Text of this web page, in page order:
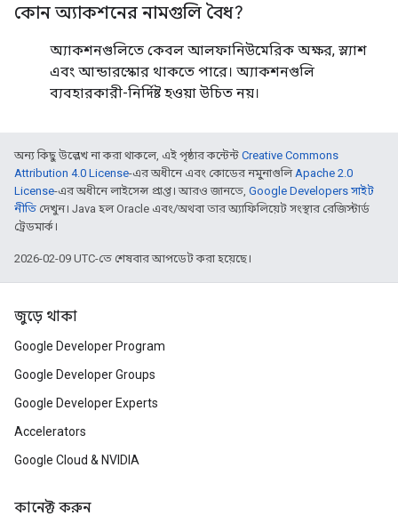
কোন অ্যাকশনের নামগুলি বৈধ?
অ্যাকশনগুলিতে কেবল আলফানিউমেরিক অক্ষর, স্ল্যাশ
এবং আন্ডারস্কোর থাকতে পারে। অ্যাকশনগুলি
ব্যবহারকারী-নির্দিষ্ট হওয়া উচিত নয়।
অন্য কিছু উল্লেখ না করা থাকলে, এই পৃষ্ঠার কন্টেন্ট Creative Commons
Attribution 4.0 License-এর অধীনে এবং কোডের নমুনাগুলি Apache 2.0
License-এর অধীনে লাইসেন্স প্রাপ্ত। আরও জানতে, Google Developers সাইট
নীতি দেখুন। Java হল Oracle এবং/অথবা তার অ্যাফিলিয়েট সংস্থার রেজিস্টার্ড
ট্রেডমার্ক।
2026-02-09 UTC-তে শেষবার আপডেট করা হয়েছে।
জুড়ে থাকা
Google Developer Program
Google Developer Groups
Google Developer Experts
Accelerators
Google Cloud & NVIDIA
কানেক্ট করুন